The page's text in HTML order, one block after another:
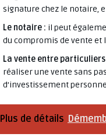
signature chez le notaire,
Le notaire : il peut
du compromis de vente et
La vente entre particuliers
réaliser une vente sans
d’investissement
Plus de détails